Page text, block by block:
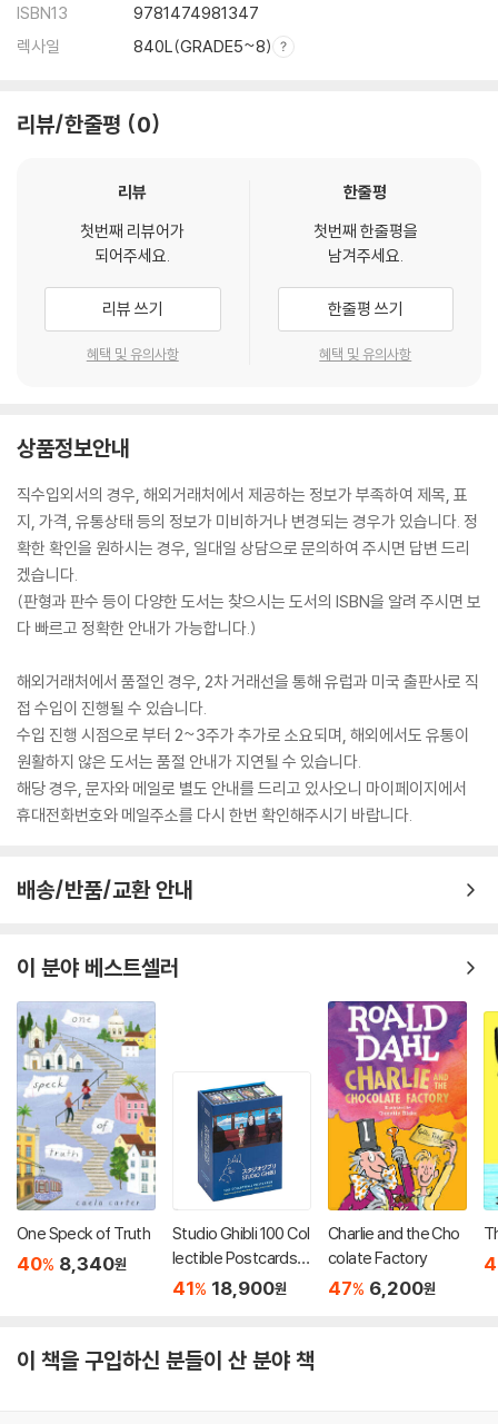
ISBN13
9781474981347
렉사일
840L(GRADE5~8)
리뷰/한줄평 0
리뷰
첫번째 리뷰어가
되어주세요.
리뷰 쓰기
혜택 및 유의사항
한줄평
첫번째 한줄평을
남겨주세요.
한줄평 쓰기
혜택 및 유의사항
상품정보안내
직수입외서의 경우, 해외거래처에서 제공하는 정보가 부족하여 제목, 표
지, 가격, 유통상태 등의 정보가 미비하거나 변경되는 경우가 있습니다. 정
확한 확인을 원하시는 경우, 일대일 상담으로 문의하여 주시면 답변 드리
겠습니다.
(판형과 판수 등이 다양한 도서는 찾으시는 도서의 ISBN을 알려 주시면 보
다 빠르고 정확한 안내가 가능합니다.)
해외거래처에서 품절인 경우, 2차 거래선을 통해 유럽과 미국 출판사로 직
접 수입이 진행될 수 있습니다.
수입 진행 시점으로 부터 2~3주가 추가로 소요되며, 해외에서도 유통이
원활하지 않은 도서는 품절 안내가 지연될 수 있습니다.
해당 경우, 문자와 메일로 별도 안내를 드리고 있사오니 마이페이지에서
휴대전화번호와 메일주소를 다시 한번 확인해주시기 바랍니다.
배송/반품/교환 안내
이 분야 베스트셀러
One Speck of Truth
40% 8,340원
Studio Ghibli 100 Col
lectible Postcards :
스튜디오 지브리 엽서 1
41% 18,900원
Charlie and the Cho
colate Factory
47% 6,200원
이 책을 구입하신 분들이 산 분야 책